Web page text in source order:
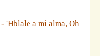
'Hblale a mi alma, Oh